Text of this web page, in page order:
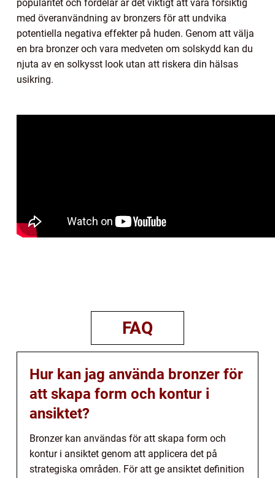
popularitet och fördelar är det viktigt att vara försiktig
med överanvändning av bronzers för att undvika
potentiella negativa effekter på huden. Genom att välja
en bra bronzer och vara medveten om solskydd kan du
njuta av en solkysst look utan att riskera din hälsas
usikring.
FAQ
Hur kan jag använda bronzer för
att skapa form och kontur i
ansiktet?
Bronzer kan användas för att skapa form och
kontur i ansiktet genom att applicera det på
strategiska områden. För att ge ansiktet definition